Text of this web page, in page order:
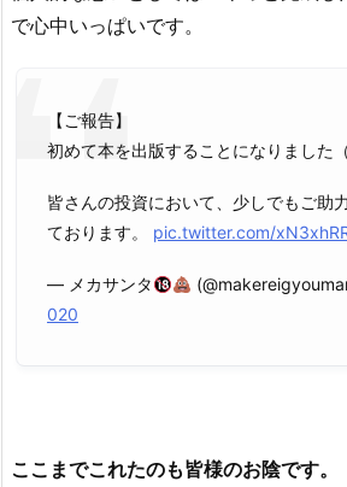
で心中いっぱいです。
【ご報告】
初めて本を出版することになりました（
皆さんの投資において、少しでもご助
ております。 pic.twitter.com/
— メカサンタ
020
ここまでこれたのも皆様のお陰です。